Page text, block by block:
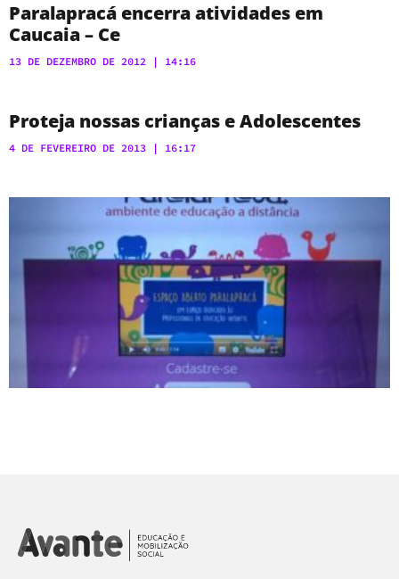
Paralapracá encerra atividades em
Caucaia – Ce
13 DE DEZEMBRO DE 2012 14:16
Proteja nossas crianças e Adolescentes
4 DE FEVEREIRO DE 2013 16:17